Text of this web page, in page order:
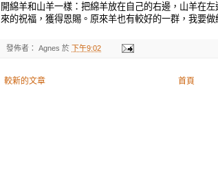
開綿羊和山羊一樣：把綿羊放在自己的右邊，山羊在
來的祝福，獲得恩賜。原來羊也有較好的一群，我要做
發佈者： Agnes 於 下午9:02
較新的文章 首頁